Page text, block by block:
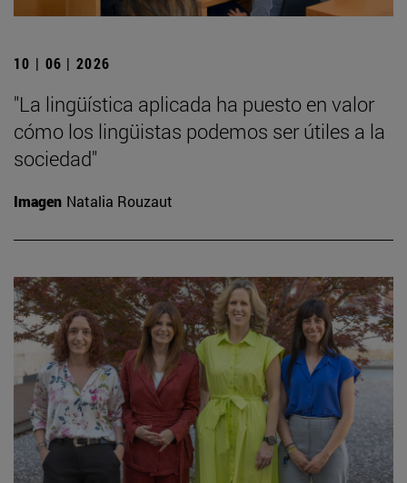
10 | 06 | 2026
"La lingüística aplicada ha puesto en valor
cómo los lingüistas podemos ser útiles a la
sociedad"
Imagen Natalia Rouzaut